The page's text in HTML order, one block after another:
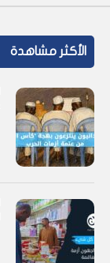
الأكثر مشاهدة